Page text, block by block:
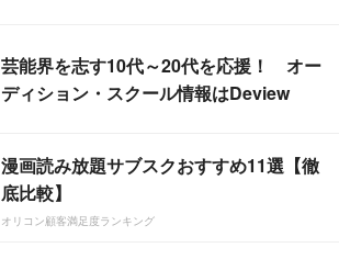
芸能界を志す10代～20代を応援！ オー
ディション・スクール情報はDeview
漫画読み放題サブスクおすすめ11選【徹
底比較】
オリコン顧客満足度ランキング